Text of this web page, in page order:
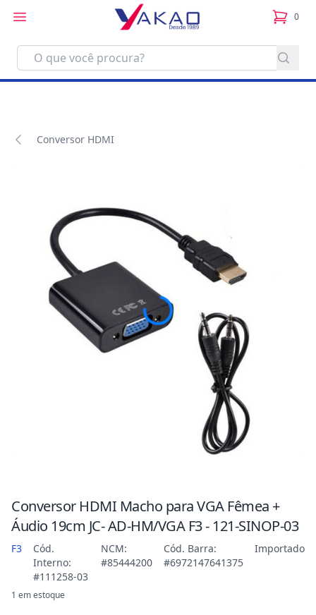
0
itens
Conversor HDMI
Conversor HDMI Macho para VGA Fêmea +
Áudio 19cm JC- AD-HM/VGA F3 - 121-SINOP-03
F3
Cód.
Interno:
#111258-03
NCM:
#85444200
Cód. Barra:
#6972147641375
Importado
1 em estoque